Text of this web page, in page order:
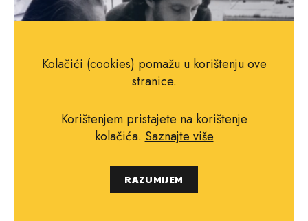
Kolačići (cookies) pomažu u korištenju ove
stranice.
Korištenjem pristajete na korištenje
kolačića. Saznajte više
RAZUMIJEM